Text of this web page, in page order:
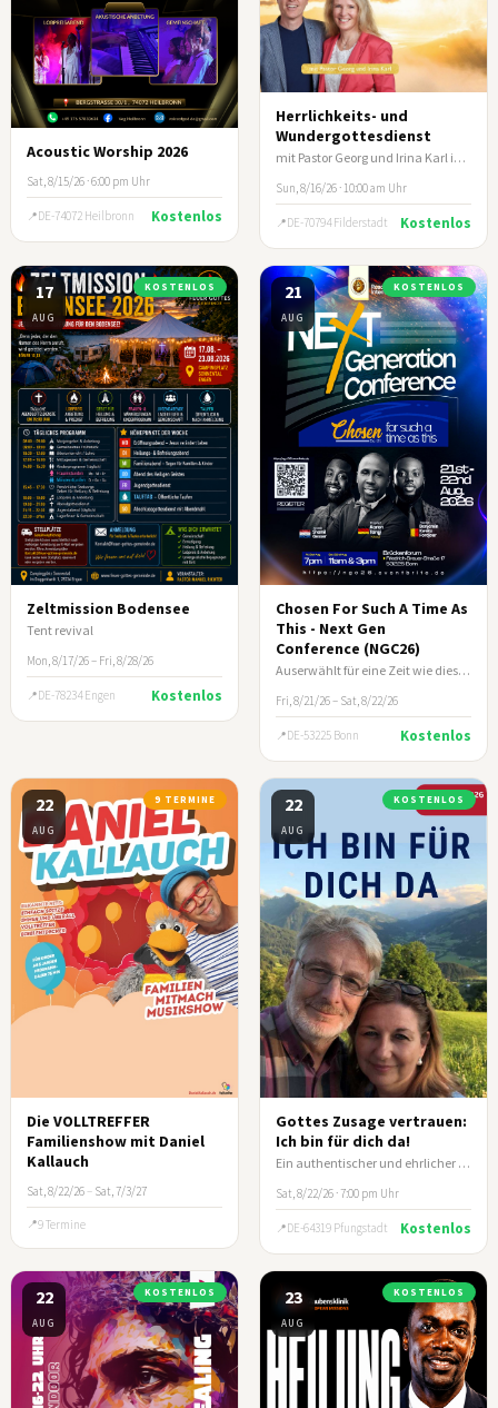
Acoustic Worship 2026
Sat, 8/15/26 · 6:00 pm Uhr
DE-74072 Heilbronn Kostenlos
Herrlichkeits- und
Wundergottesdienst
mit Pastor Georg und Irina Karl in Filderstadt/Stuttgart
Sun, 8/16/26 · 10:00 am Uhr
DE-70794 Filderstadt Kostenlos
17
AUG
KOSTENLOS
Zeltmission Bodensee
Tent revival
Mon, 8/17/26 – Fri, 8/28/26
DE-78234 Engen Kostenlos
21
AUG
KOSTENLOS
Chosen For Such A Time As
This - Next Gen
Conference (NGC26)
Auserwählt für eine Zeit wie diese (Esth 4:14)
Fri, 8/21/26 – Sat, 8/22/26
DE-53225 Bonn Kostenlos
22
AUG
9 TERMINE
Die VOLLTREFFER
Familienshow mit Daniel
Kallauch
Sat, 8/22/26 – Sat, 7/3/27
9 Termine
22
AUG
KOSTENLOS
Gottes Zusage vertrauen:
Ich bin für dich da!
Ein authentischer und ehrlicher Lebensbericht von Ehepaar Klein
Sat, 8/22/26 · 7:00 pm Uhr
DE-64319 Pfungstadt Kostenlos
22
AUG
KOSTENLOS 23
AUG
KOSTENLOS